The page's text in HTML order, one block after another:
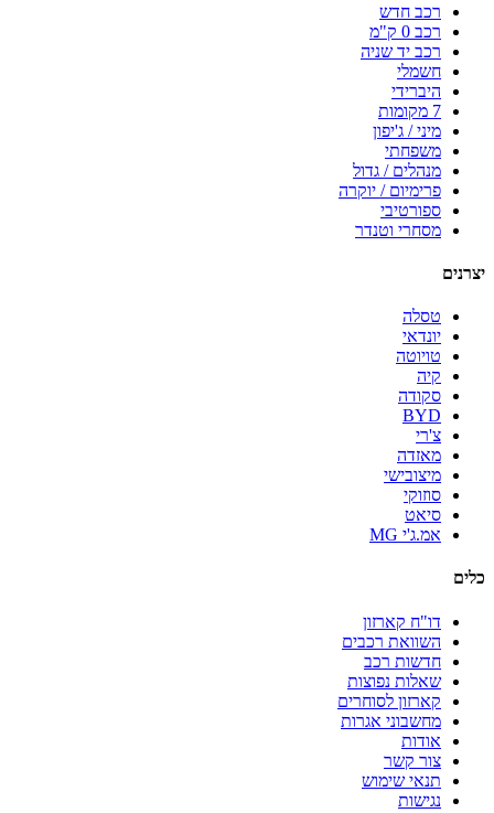
רכב חדש
רכב 0 ק"מ
רכב יד שניה
חשמלי
היברידי
7 מקומות
מיני / ג'יפון
משפחתי
מנהלים / גדול
פרימיום / יוקרה
ספורטיבי
מסחרי וטנדר
יצרנים
טסלה
יונדאי
טויוטה
קיה
סקודה
BYD
צ'רי
מאזדה
מיצובישי
סוזוקי
סיאט
אמ.ג'י MG
כלים
דו"ח קארזון
השוואת רכבים
חדשות רכב
שאלות נפוצות
קארזון לסוחרים
מחשבוני אגרות
אודות
צור קשר
תנאי שימוש
נגישות